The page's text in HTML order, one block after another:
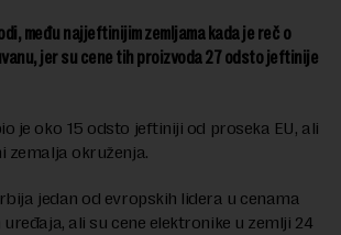
među najjeftinijim zemljama kada je reč o
jer su cene tih proizvoda 27 odsto jeftinije
je oko 15 odsto jeftiniji od proseka EU, ali
zemalja okruženja.
jedan od evropskih lidera u cenama
ali su cene elektronike u zemlji 24